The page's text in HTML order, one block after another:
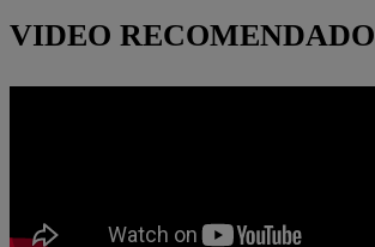
VIDEO RECOMENDADO